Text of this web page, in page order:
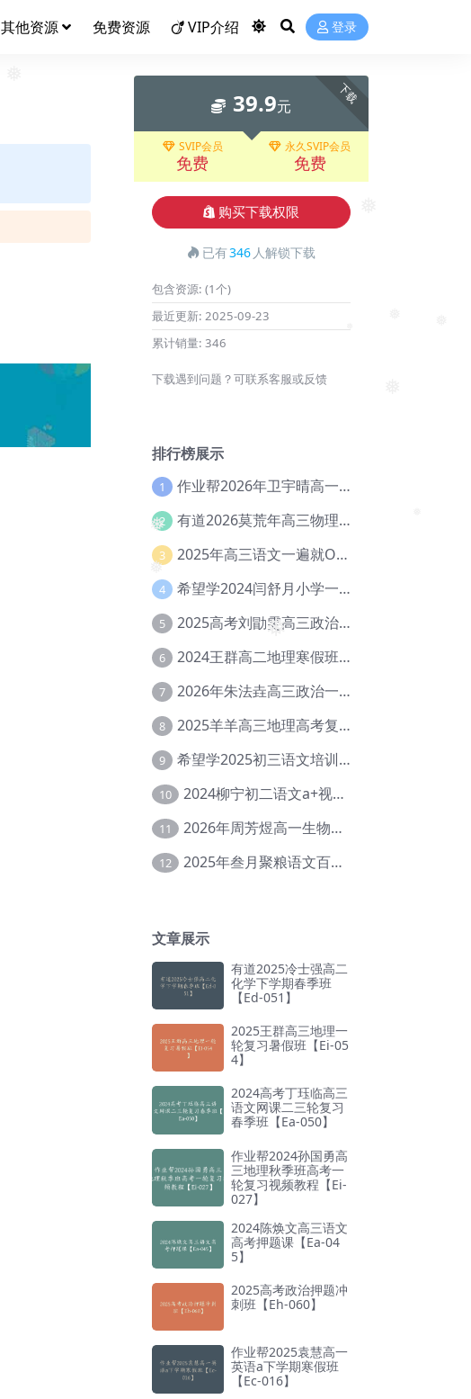
❅
❅
其他资源 免费资源 VIP介绍 登录
下载
39.9元
SVIP会员
免费
永久SVIP会员
免费
购买下载权限
已有346 人解锁下载
包含资源: (1个)
最近更新: 2025-09-23
累计销量: 346
下载遇到问题？可联系客服或反馈
排行榜展示
1 作业帮2026年卫宇晴高一英语s上学期暑假班【冲顶班】【Ec-003】
2 有道2026莫荒年高三物理一轮复习暑假班网课教程【Ef-044】
3 2025年高三语文一遍就OK高中语文体系课【Ea-028】
4 希望学2024闫舒月小学一年级英语视频教程+讲义【Cc-004】
5 2025高考刘勖雯高三政治三轮复习网课教程【Eh-061】
6 2024王群高二地理寒假班教程【Ei-075】
7 2026年朱法垚高三政治一轮复习暑假班【Eh-041】
8 2025羊羊高三地理高考复习视频教程+讲义【Ei-051】
9 希望学2025初三语文培训班秋上A+班（秋上·全国版·A+）【Da-031】
10 2024柳宁初二语文a+视频教程+课堂笔记+讲义（暑假班+秋季班）【Da-003】
11 2026年周芳煜高一生物上学期网课教程【Ee-056】
12 2025年叁月聚粮语文百日冲刺｜荡平玄学诅咒【Ea-001】
文章展示
有道2025冷士强高二
化学下学期春季班
【Ed-051】
2025王群高三地理一
轮复习暑假班【Ei-05
4】
2024高考丁珏临高三
语文网课二三轮复习
春季班【Ea-050】
作业帮2024孙国勇高
三地理秋季班高考一
轮复习视频教程【Ei-
027】
2024陈焕文高三语文
高考押题课【Ea-04
5】
2025高考政治押题冲
刺班【Eh-060】
作业帮2025袁慧高一
英语a下学期寒假班
【Ec-016】